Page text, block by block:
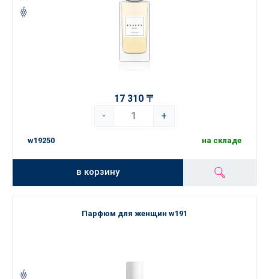
17 310 〒
-
+
w19250 на складе
в корзину
Парфюм для женщин w191